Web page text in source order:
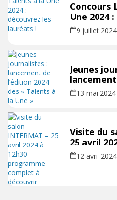
Concours
Une 2024 : découvrez les
lauréats !
9 juillet 2024
Jeunes
des «
13 mai 2024
Visite du
25 avril
découvrir
12 avril 2024